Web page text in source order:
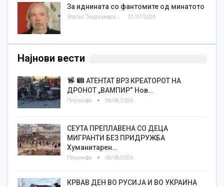
За иднината со фантомите од минатото
Златко Теодосиевски 31/07/2026
Најнови вести
АТЕНТАТ ВРЗ КРЕАТОРОТ НА
ДРОНОТ „ВАМПИР“ Нов…
Плусинфо 06/08/2026
СЕУТА ПРЕПЛАВЕНА СО ДЕЦА
МИГРАНТИ БЕЗ ПРИДРУЖБА
Хуманитарен…
Плусинфо 06/08/2026
КРВАВ ДЕН ВО РУСИЈА И ВО УКРАИНА